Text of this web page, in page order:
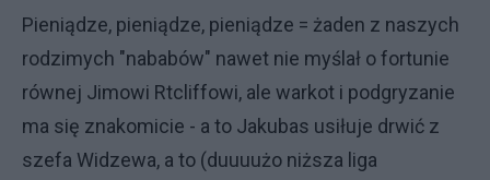
Pieniądze, pieniądze, pieniądze = żaden z naszych
rodzimych "nababów" nawet nie myślał o fortunie
równej Jimowi Rtcliffowi, ale warkot i podgryzanie
ma się znakomicie - a to Jakubas usiłuje drwić z
szefa Widzewa, a to (duuuużo niższa liga